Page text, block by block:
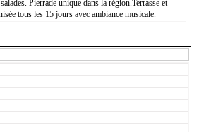
Pierrade unique dans la région.Terrasse et
tous les 15 jours avec ambiance musicale.